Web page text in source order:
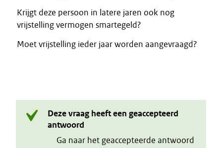
Krijgt deze persoon in latere jaren ook nog
vrijstelling vermogen smartegeld?
Moet vrijstelling ieder jaar worden aangevraagd?
Deze vraag heeft een geaccepteerd
antwoord
Ga naar het geaccepteerde antwoord